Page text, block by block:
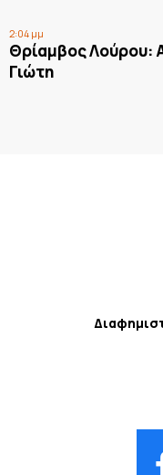
2:04 μμ
Θρίαμβος Λούρου:
Γιώτη